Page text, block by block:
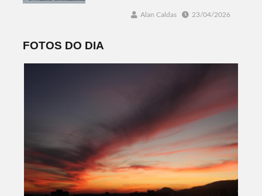
Alan Caldas 23/04/2026
FOTOS DO DIA